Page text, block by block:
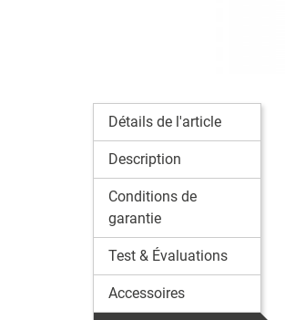
Détails de l'article
Description
Conditions de
garantie
Test & Évaluations
Accessoires